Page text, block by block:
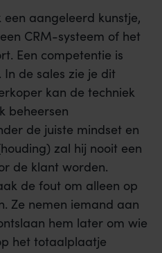
aangeleerd kunstje,
CRM-systeem of het
Een competentie is
de sales zie je dit
kan de techniek
beheersen
de juiste mindset en
zal hij nooit een
de klant worden.
de fout om alleen op
Ze nemen iemand aan
hem later om wie
het totaalplaatje